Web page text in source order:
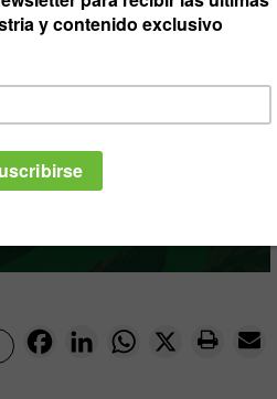
FacebookLinkedInWhatsApp
X